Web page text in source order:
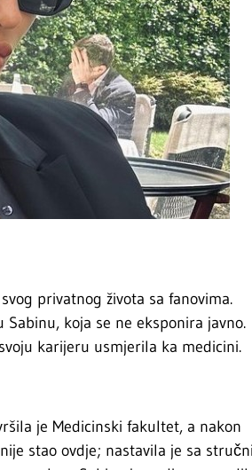
privatnog života sa fanovima.
koja se ne eksponira javno.
karijeru usmjerila ka medicini.
je Medicinski fakultet, a nakon
stao ovdje; nastavila je sa